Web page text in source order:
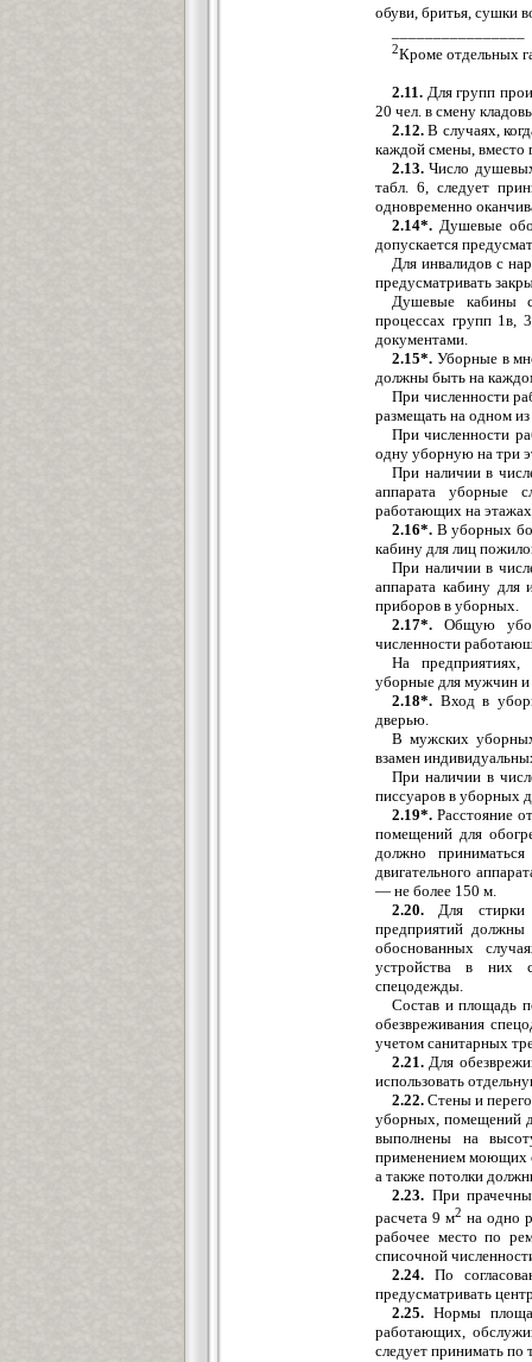
обуви, бритья, сушки
2Кроме отдельных
2.11. Для групп
20 чел. в смену
2.12. В случаях,
каждой смены, вместо
2.13. Число
табл. 6, следует
одновременно
2.14*. Душевые
допускается
Для инвалидов с
предусматривать
Душевые кабины
процессах групп 1в,
документами.
2.15*. Уборные в
должны быть на
При численности
размещать на одном
При численности
одну уборную на три
При наличии в
аппарата уборные
работающих на
2.16*. В уборных
кабину для лиц
При наличии в
аппарата кабину для
приборов в уборных.
2.17*. Общую
численности
На предприятиях,
уборные для мужчин
2.18*. Вход в
дверью.
В мужских
взамен
При наличии в
писсуаров в уборных
2.19*. Расстояние
помещений для
должно
двигательного
— не более 150 м.
2.20. Для стирки
предприятий должны
обоснованных
устройства в них
спецодежды.
Состав и площадь
обезвреживания
учетом санитарных
2.21. Для
использовать
2.22. Стены и
уборных, помещений
выполнены на
применением моющих
а также потолки
2.23. При
расчета 9 м2 на одно
рабочее место по
списочной
2.24. По
предусматривать
2.25. Нормы
работающих,
следует принимать по